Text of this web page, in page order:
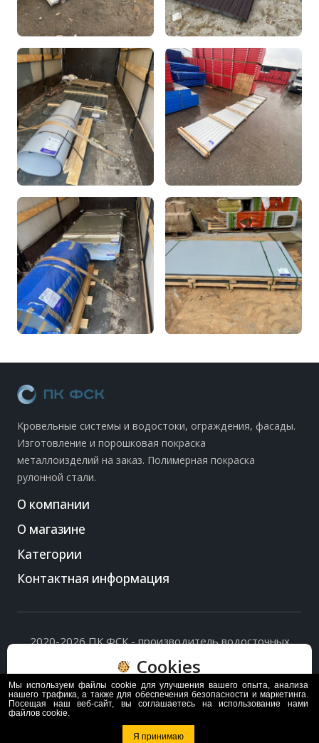
Кровельные системы и водостоки, ограждения, фасады.
Изготовление и порошковая покраска
металлоизделий на заказ. Полимерная покраска
рулонной стали.
О компании
О магазине
Категории
Контактная информация
2020-2026 ПК ФСК - производитель водосточных
Политика обработки персональных данных
на их обработку.
Cookies
Пользуясь сайтом, вы соглашаетесь с политикой
обработки и хранения данных Cookie
Согласен
Мы используем файлы cookie для улучшения вашего опыта, анализа
нашего трафика, а также для обеспечения безопасности и маркетинга.
Посещая наш веб-сайт, вы соглашаетесь на использование нами
файлов cookie.
Я принимаю